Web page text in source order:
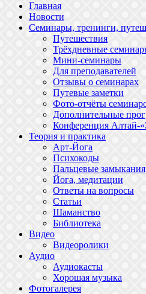
Главная
Новости
Семинары, тренинги,
Путешествия
Трёхдневные
Мини-семинары
Для преподавателей
Отзывы о семинарах
Путевые заметки
Фото-отчёты
Дополнительные
Конференция Алтай-
Теория и практика
Арт-Йога
Психокоды
Пальцевые замыкания
Йога, медитации
Ответы на вопросы
Статьи
Шаманство
Библиотека
Видео
Видеоролики
Аудио
Аудиокасты
Хорошая музыка
Фотогалерея